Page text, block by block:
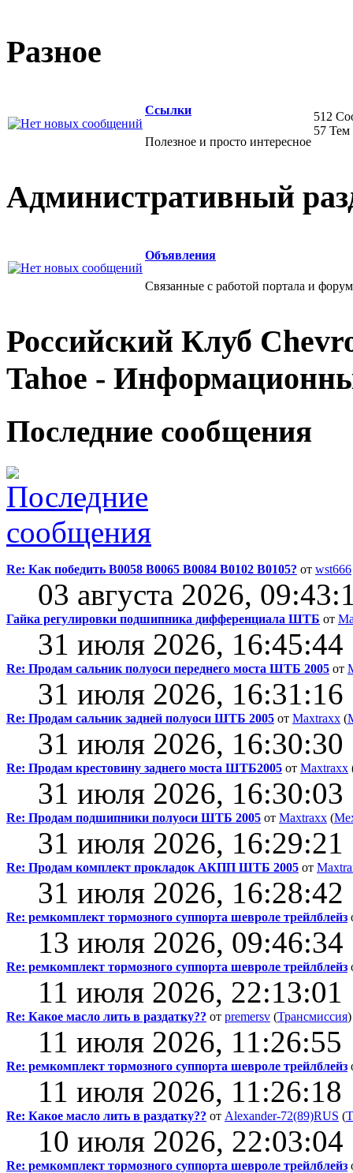
Разное
Ссылки
Полезное и просто интересное
512
57 Тем
Административный
Объявления
Связанные с работой портала и
Российский Клуб
Tahoe -
Последние сообщения
Re: Как победить В0058 В0065 В0084 В0102 В0105? от wst666
03 августа 2026,
Гайка регулировки подшипника дифференциала ШТБ от
31 июля 2026, 16:45:44
Re: Продам сальник полуоси переднего моста ШТБ 2005 от
31 июля 2026, 16:31:16
Re: Продам сальник задней полуоси ШТБ 2005 от Maxtraxx (
31 июля 2026, 16:30:30
Re: Продам крестовину заднего моста ШТБ2005 от Maxtraxx
31 июля 2026, 16:30:03
Re: Продам подшипники полуоси ШТБ 2005 от Maxtraxx (
31 июля 2026, 16:29:21
Re: Продам комплект прокладок АКПП ШТБ 2005 от
31 июля 2026, 16:28:42
Re: ремкомплект тормозного суппорта шевроле трейлблейз
13 июля 2026, 09:46:34
Re: ремкомплект тормозного суппорта шевроле трейлблейз
11 июля 2026, 22:13:01
Re: Какое масло лить в раздатку?? от premersv (Трансмиссия)
11 июля 2026, 11:26:55
Re: ремкомплект тормозного суппорта шевроле трейлблейз
11 июля 2026, 11:26:18
Re: Какое масло лить в раздатку?? от Alexander-72(89)RUS (
10 июля 2026, 22:03:04
Re: ремкомплект тормозного суппорта шевроле трейлблейз